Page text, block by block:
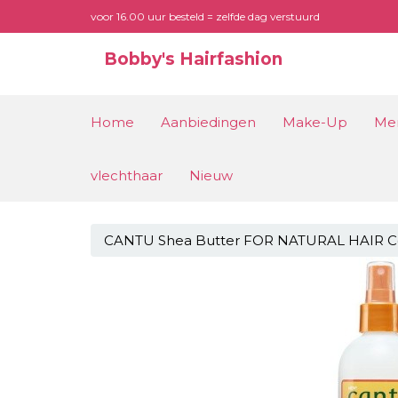
voor 16.00 uur besteld = zelfde dag verstuurd
Bobby's Hairfashion
Home Aanbiedingen Make-Up
vlechthaar Nieuw
CANTU Shea Butter FOR NATURAL HAIR